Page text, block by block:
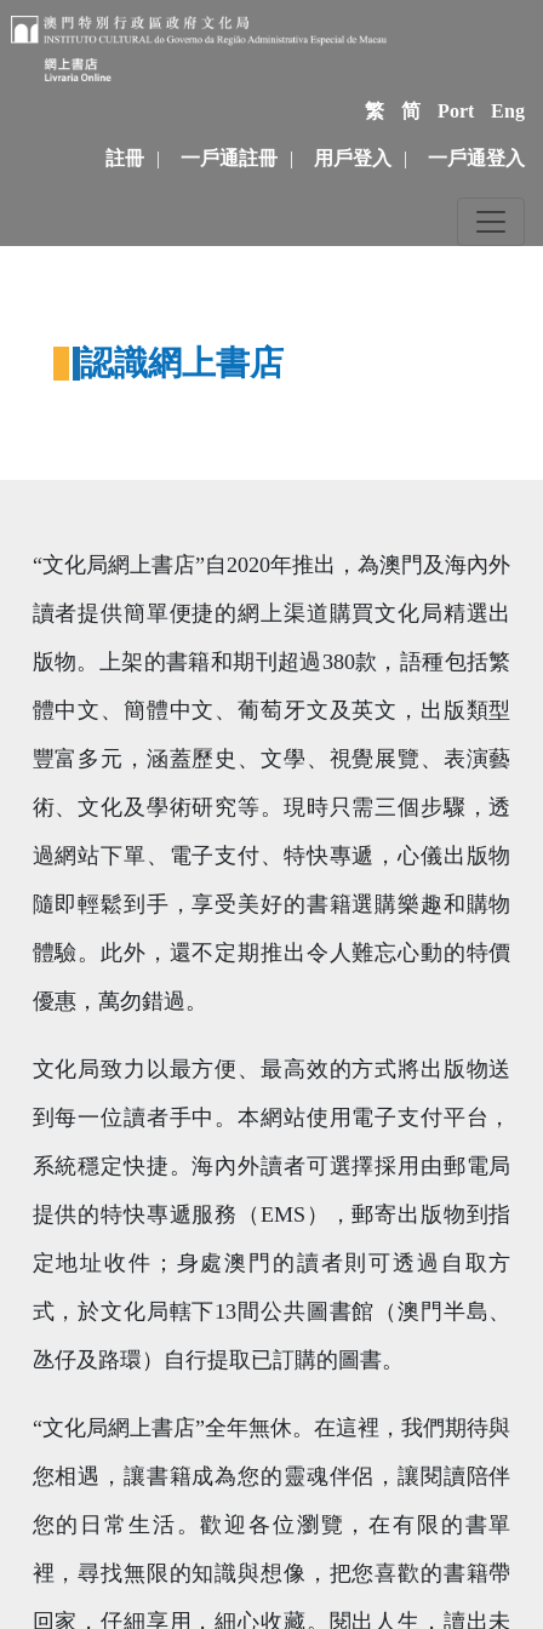
繁 简 Port Eng
註冊 | 一戶通註冊 | 用戶登入 | 一戶通登入
認識網上書店
“文化局網上書店”自2020年推出，為澳門及海內外
讀者提供簡單便捷的網上渠道購買文化局精選出
版物。上架的書籍和期刊超過380款，語種包括繁
體中文、簡體中文、葡萄牙文及英文，出版類型
豐富多元，涵蓋歷史、文學、視覺展覽、表演藝
術、文化及學術研究等。現時只需三個步驟，透
過網站下單、電子支付、特快專遞，心儀出版物
隨即輕鬆到手，享受美好的書籍選購樂趣和購物
體驗。此外，還不定期推出令人難忘心動的特價
優惠，萬勿錯過。
文化局致力以最方便、最高效的方式將出版物送
到每一位讀者手中。本網站使用電子支付平台，
系統穩定快捷。海內外讀者可選擇採用由郵電局
提供的特快專遞服務（EMS），郵寄出版物到指
定地址收件；身處澳門的讀者則可透過自取方
式，於文化局轄下13間公共圖書館（澳門半島、
氹仔及路環）自行提取已訂購的圖書。
“文化局網上書店”全年無休。在這裡，我們期待與
您相遇，讓書籍成為您的靈魂伴侶，讓閱讀陪伴
您的日常生活。歡迎各位瀏覽，在有限的書單
裡，尋找無限的知識與想像，把您喜歡的書籍帶
回家，仔細享用，細心收藏。閱出人生，讀出未